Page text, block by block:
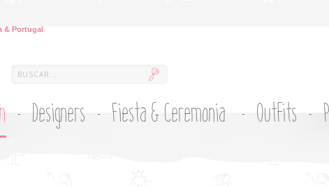
& Portugal
Designers Fiesta & Ceremonia Outfits